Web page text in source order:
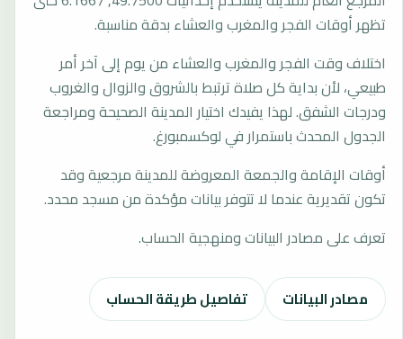
تظهر أوقات الفجر والمغرب والعشاء بدقة مناسبة.
اختلاف وقت الفجر والمغرب والعشاء من يوم إلى آخر أمر
طبيعي، لأن بداية كل صلاة ترتبط بالشروق والزوال والغروب
ودرجات الشفق. لهذا يفيدك اختيار المدينة الصحيحة ومراجعة
الجدول المحدث باستمرار في لوكسمبورغ.
أوقات الإقامة والجمعة المعروضة للمدينة مرجعية وقد
تكون تقديرية عندما لا تتوفر بيانات مؤكدة من مسجد محدد.
تعرف على مصادر البيانات ومنهجية الحساب.
مصادر البيانات تفاصيل طريقة الحساب